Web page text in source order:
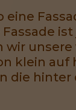
eine
unsere
klein
die hinter